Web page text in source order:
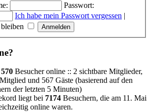
Passwort:
Ich habe mein Passwort vergessen |
570 Besucher online :: 2 sichtbare Mitglieder,
und 567 Gäste (basierend auf den
der letzten 5 Minuten)
liegt bei 7174 Besuchern, die am 11. Mai
online waren.